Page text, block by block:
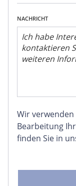
NACHRICHT
Wir
Bearbeitung
finden Sie in